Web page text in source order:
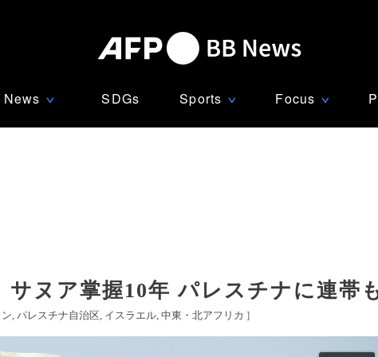
News ∨ SDGs Sports ∨ Focus ∨
ヌア掌握10年 パレスチナに連帯
パレスチナ自治区 イスラエル 中東・北アフリカ ]